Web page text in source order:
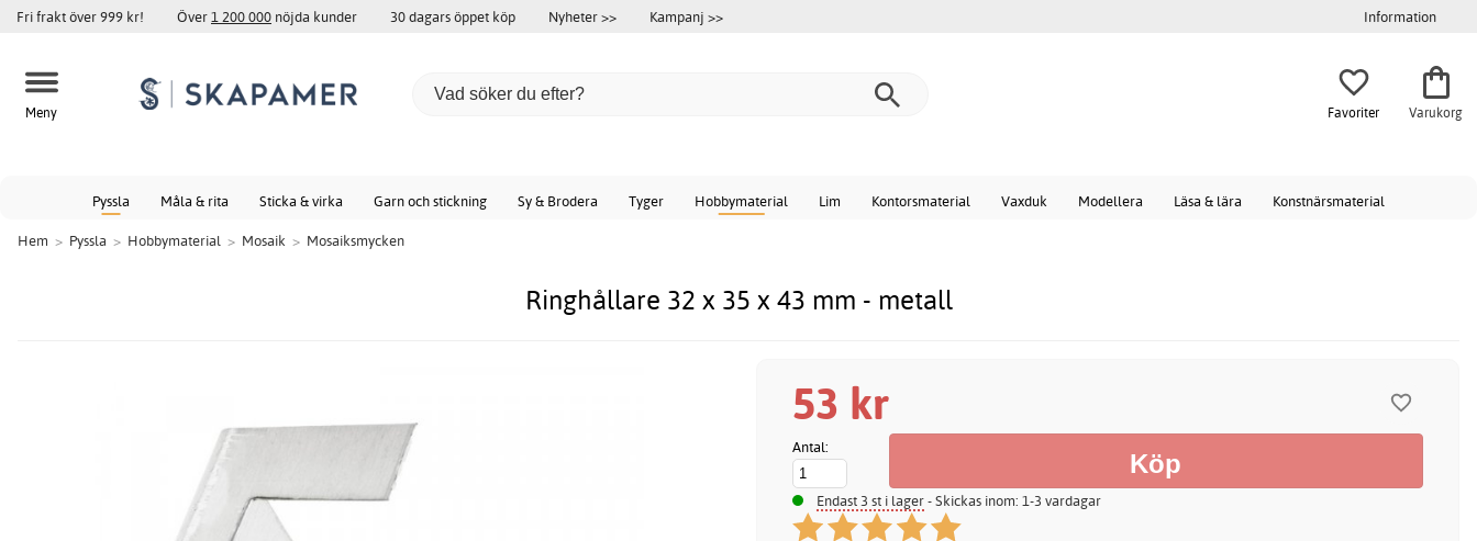
Fri frakt över 999 kr! Över1 200 000 nöjda kunder 30 dagars öppet köp Nyheter >> Kampanj >> Information
Meny Favoriter Varukorg
Pyssla Måla & rita Sticka & virka Garn och stickning Sy & Brodera Tyger Hobbymaterial Lim Kontorsmaterial Vaxduk Modellera Läsa & lära Konstnärsmaterial
Hem > Pyssla > Hobbymaterial > Mosaik > Mosaiksmycken
Ringhållare 32 x 35 x 43 mm - metall
53 kr
Antal:
Endast 3 st i lager- Skickas inom: 1-3 vardagar